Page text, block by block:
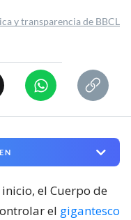
y transparencia de BBCL
el Cuerpo de
el gigantesco